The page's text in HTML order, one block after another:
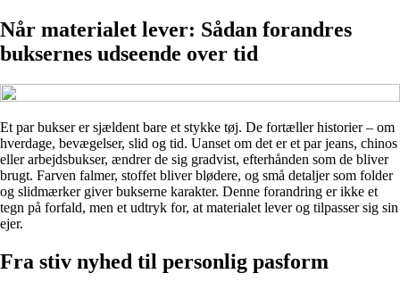
Når materialet lever: Sådan forandres
buksernes udseende over tid
Et par bukser er sjældent bare et stykke tøj. De fortæller historier – om
hverdage, bevægelser, slid og tid. Uanset om det er et par jeans, chinos
eller arbejdsbukser, ændrer de sig gradvist, efterhånden som de bliver
brugt. Farven falmer, stoffet bliver blødere, og små detaljer som folder
og slidmærker giver bukserne karakter. Denne forandring er ikke et
tegn på forfald, men et udtryk for, at materialet lever og tilpasser sig sin
ejer.
Fra stiv nyhed til personlig pasform